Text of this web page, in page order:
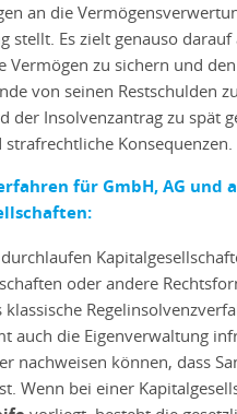
an die
stellt. Es zielt genauso darauf
Vermögen zu sichern und
von seinen Restschulden
der Insolvenzantrag zu spät
Konsequenzen.
für GmbH, AG und
oder andere
klassische
auch die Eigenverwaltung
nachweisen können, dass
Wenn bei einer